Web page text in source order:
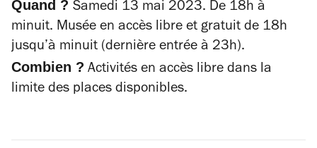
Quand ? Samedi 13 mai 2023. De 18h à
minuit. Musée en accès libre et gratuit de 18h
jusqu’à minuit (dernière entrée à 23h).
Combien ? Activités en accès libre dans la
limite des places disponibles.